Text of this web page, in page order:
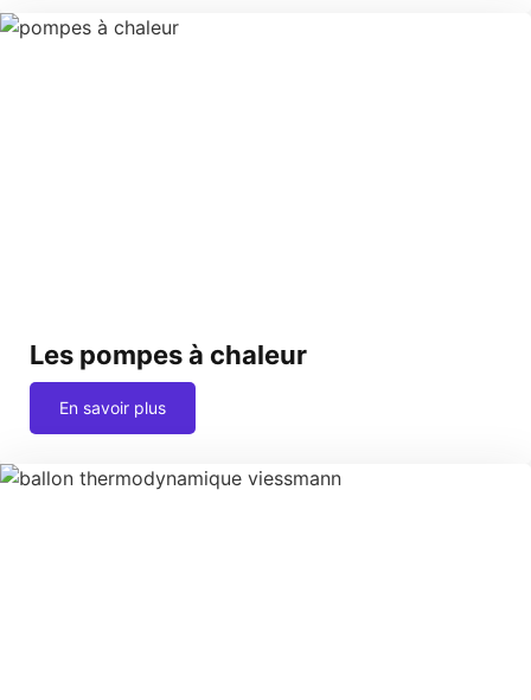
Les pompes à chaleur
En savoir plus